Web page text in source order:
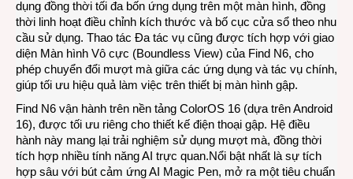
dụng đồng thời tối đa bốn ứng dụng trên một màn hình, đồng
thời linh hoạt điều chỉnh kích thước và bố cục cửa sổ theo nhu
cầu sử dụng. Thao tác Đa tác vụ cũng được tích hợp với giao
diện Màn hình Vô cực (Boundless View) của Find N6, cho
phép chuyển đổi mượt mà giữa các ứng dụng và tác vụ chính,
giúp tối ưu hiệu quả làm việc trên thiết bị màn hình gập.
Find N6 vận hành trên nền tảng ColorOS 16 (dựa trên Android
16), được tối ưu riêng cho thiết kế điện thoại gập. Hệ điều
hành này mang lại trải nghiệm sử dụng mượt mà, đồng thời
tích hợp nhiều tính năng AI trực quan.Nổi bật nhất là sự tích
hợp sâu với bút cảm ứng AI Magic Pen, mở ra một tiêu chuẩn